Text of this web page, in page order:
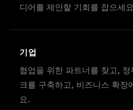
디어를 제안할 기회를 잡으세
기업
협업을 위한 파트너를 찾고,
크를 구축하고, 비즈니스 확장
요.